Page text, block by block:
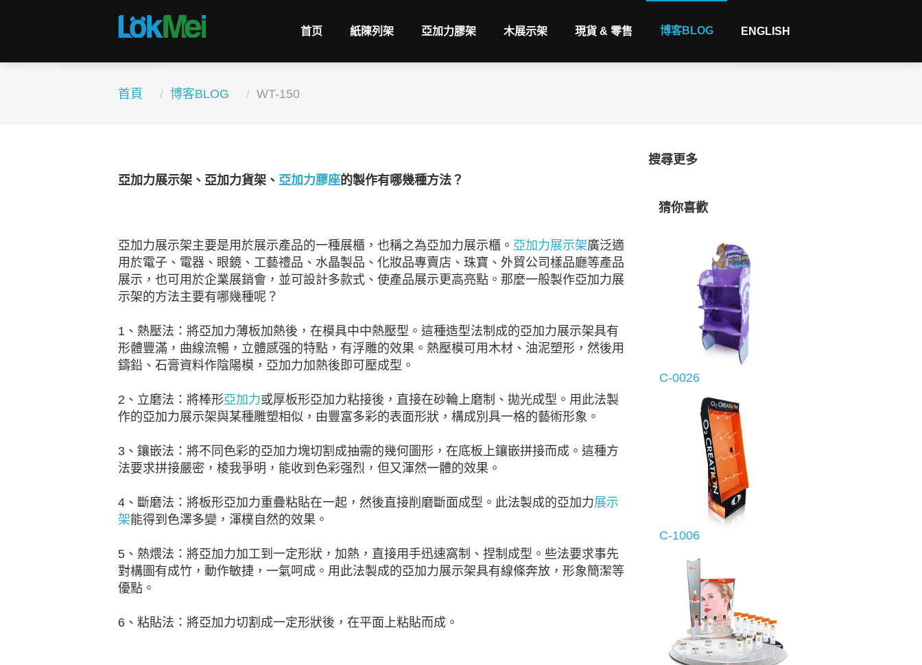
首页 紙陳列架 亞加力膠架 木展示架 現貨 & 零售 博客BLOG ENGLISH
首頁 博客BLOG WT-150
亞加力展示架、亞加力貨架、 亞加力膠座的製作有哪幾種方法？
亞加力展示架主要是用於展示產品的一種展櫃，也稱之為亞加力展示櫃。 亞加力展示架廣泛適
用於電子、電器、眼鏡、工藝禮品、水晶製品、化妝品專賣店、珠寶、外貿公司樣品廳等產品
展示，也可用於企業展銷會，並可設計多款式、使產品展示更高亮點。那麼一般製作亞加力展
示架的方法主要有哪幾種呢？
1、熱壓法：將亞加力薄板加熱後，在模具中中熱壓型。這種造型法制成的亞加力展示架具有
形體豐滿，曲線流暢，立體感强的特點，有浮雕的效果。熱壓模可用木材、油泥塑形，然後用
鑄鉛、石膏資料作陰陽模，亞加力加熱後即可壓成型。
2、立磨法：將棒形亞加力或厚板形亞加力粘接後，直接在砂輪上磨制、拋光成型。用此法製
作的亞加力展示架與某種雕塑相似，由豐富多彩的表面形狀，構成別具一格的藝術形象。
3、鑲嵌法：將不同色彩的亞加力塊切割成抽需的幾何圖形，在底板上鑲嵌拼接而成。這種方
法要求拼接嚴密，棱我爭明，能收到色彩强烈，但又渾然一體的效果。
4、斷磨法：將板形亞加力重疊粘貼在一起，然後直接削磨斷面成型。此法製成的亞加力展示
架能得到色澤多變，渾樸自然的效果。
5、熱煨法：將亞加力加工到一定形狀，加熱，直接用手迅速窩制、捏制成型。些法要求事先
對構圖有成竹，動作敏捷，一氣呵成。用此法製成的亞加力展示架具有線條奔放，形象簡潔等
優點。
6、粘貼法：將亞加力切割成一定形狀後，在平面上粘貼而成。
搜尋更多
猜你喜歡
C-0026
C-1006